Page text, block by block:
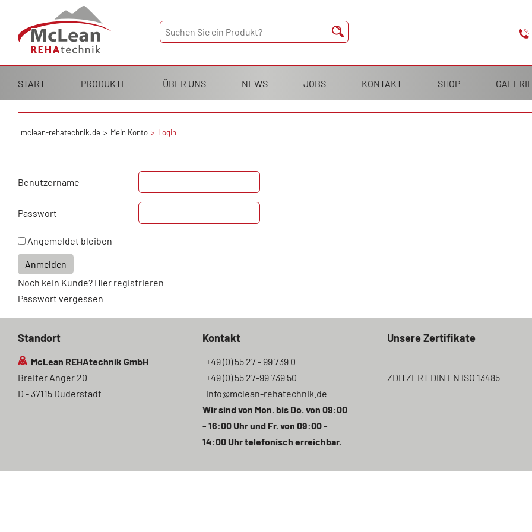
Navigation
überspringen
START PRODUKTE ÜBER UNS NEWS JOBS KONTAKT SHOP GALERIE
mclean-rehatechnik.de Mein Konto Login
Benutzername
Passwort
Angemeldet bleiben
Anmelden
Noch kein Kunde? Hier registrieren
Passwort vergessen
Standort
McLean REHAtechnik GmbH
Breiter Anger 20
D - 37115 Duderstadt
Kontakt
+49 (0) 55 27 - 99 739 0
+49 (0) 55 27-99 739 50
info@mclean-rehatechnik.de
Wir sind von Mon. bis Do. von 09:00
- 16:00 Uhr und Fr. von 09:00 -
14:00 Uhr telefonisch erreichbar.
Unsere Zertifikate
ZDH ZERT DIN EN ISO 13485